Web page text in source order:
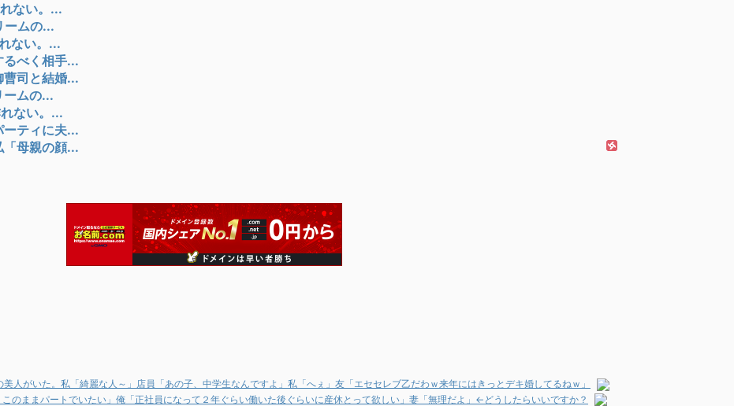
ない。...
ームの...
ない。...
るべく相手...
曹司と結婚...
ームの...
ない。...
ーティに夫...
母親の顔...
人がいた。私「綺麗な人～」店員「あの子、中学生なんですよ」私「へぇ」友「エセセレブ乙だわｗ来年にはきっとデキ婚してるねｗ」
のままパートでいたい」俺「正社員になって２年ぐらい働いた後ぐらいに産休とって欲しい」妻「無理だよ」←どうしたらいいですか？